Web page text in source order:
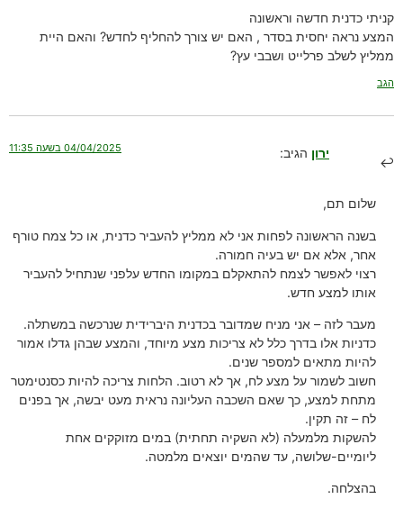
קניתי כדנית חדשה וראשונה
המצע נראה יחסית בסדר , האם יש צורך להחליף לחדש? והאם היית
ממליץ לשלב פרלייט ושבבי עץ?
הגב
ירון הגיב: 04/04/2025 בשעה 11:35
שלום תם,
בשנה הראשונה לפחות אני לא ממליץ להעביר כדנית, או כל צמח טורף
אחר, אלא אם יש בעיה חמורה.
רצוי לאפשר לצמח להתאקלם במקומו החדש עלפני שנתחיל להעביר
אותו למצע חדש.
מעבר לזה – אני מניח שמדובר בכדנית היברידית שנרכשה במשתלה.
כדניות אלו בדרך כלל לא צריכות מצע מיוחד, והמצע שבהן גדלו אמור
להיות מתאים למספר שנים.
חשוב לשמור על מצע לח, אך לא רטוב. הלחות צריכה להיות כסנטימטר
מתחת למצע, כך שאם השכבה העליונה נראית מעט יבשה, אך בפנים
לח – זה תקין.
להשקות מלמעלה (לא השקיה תחתית) במים מזוקקים אחת
ליומיים-שלושה, עד שהמים יוצאים מלמטה.
בהצלחה.